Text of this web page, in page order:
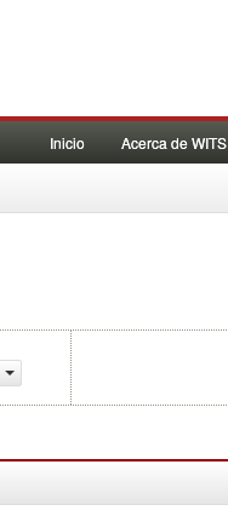
Inicio Acerca de WITS